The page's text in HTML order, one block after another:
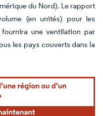
du Nord). Le rapport
(en unités) pour les
une ventilation par
les pays couverts dans la